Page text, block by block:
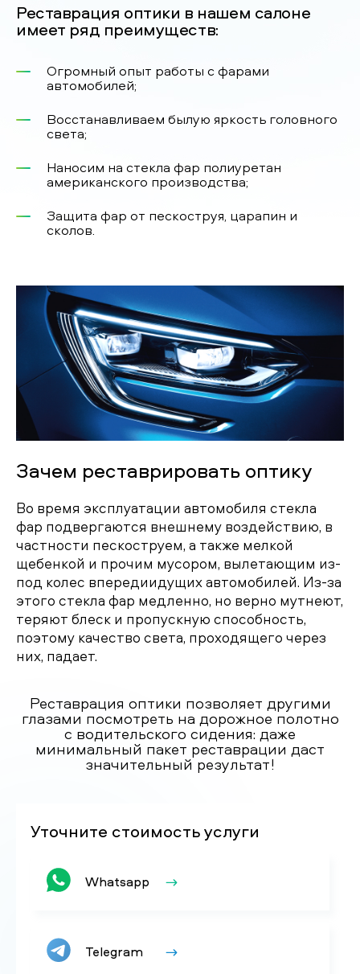
Реставрация оптики в нашем салоне
имеет ряд преимуществ:
Огромный опыт работы с фарами
автомобилей;
Восстанавливаем былую яркость головного
света;
Наносим на стекла фар полиуретан
американского производства;
Защита фар от пескоструя, царапин и
сколов.
Зачем реставрировать оптику
Во время эксплуатации автомобиля стекла
фар подвергаются внешнему воздействию, в
частности пескоструем, а также мелкой
щебенкой и прочим мусором, вылетающим из-
под колес впередиидущих автомобилей. Из-за
этого стекла фар медленно, но верно мутнеют,
теряют блеск и пропускную способность,
поэтому качество света, проходящего через
них, падает.
Реставрация оптики позволяет другими
глазами посмотреть на дорожное полотно
с водительского сидения: даже
минимальный пакет реставрации даст
значительный результат!
Уточните стоимость услуги
Whatsapp
Telegram